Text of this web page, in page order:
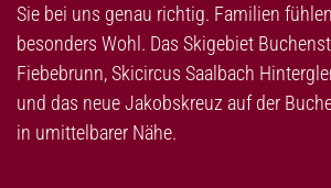
Sie bei uns genau richtig. Familien
besonders Wohl. Das Skigebiet
Fiebebrunn, Skicircus Saalbach
und das neue Jakobskreuz auf der
in umittelbarer Nähe.